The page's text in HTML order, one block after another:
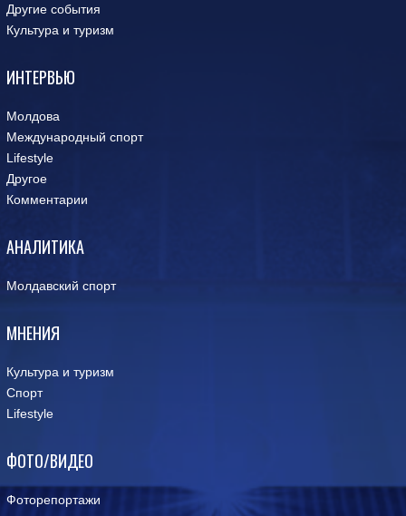
Другие события
Культура и туризм
ИНТЕРВЬЮ
Молдова
Международный спорт
Lifestyle
Другое
Комментарии
АНАЛИТИКА
Молдавский спорт
МНЕНИЯ
Культура и туризм
Спорт
Lifestyle
ФОТО/ВИДЕО
Фоторепортажи